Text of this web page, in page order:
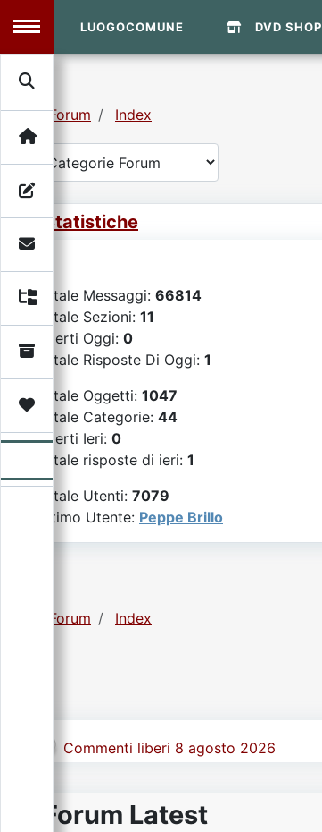
MENU
Search
Vecchio Sito
Archivio
Video
Forum
Donazione
LUOGOCOMUNE DVD SHOP
Forum Index
Statistiche
Totale Messaggi: 66814
Totale Sezioni: 11
Aperti Oggi: 0
Totale Risposte Di Oggi: 1
Totale Oggetti: 1047
Totale Categorie: 44
Aperti Ieri: 0
Totale risposte di ieri: 1
Totale Utenti: 7079
Ultimo Utente: Peppe Brillo
Forum Index
Commenti liberi 8 agosto 2026
Forum Latest